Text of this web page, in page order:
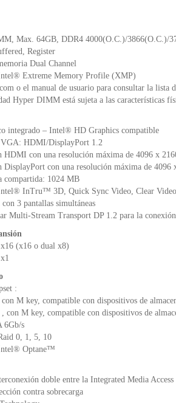
Max. 64GB, DDR4 4000(O.C.)/3866(O.C.)/
Register
Dual Channel
Extreme Memory Profile (XMP)
o el manual de usuario para consultar la lista
Hyper DIMM está sujeta a las características
integrado – Intel® HD Graphics compatible
HDMI/DisplayPort 1.2
HDMI con una resolución máxima de 4096 x
DisplayPort con una resolución máxima de 4096
compartida: 1024 MB
InTru™ 3D, Quick Sync Video, Clear
3 pantallas simultáneas
Multi-Stream Transport DP 1.2 para la
(x16 o dual x8)
:
M key, compatible con dispositivos de
con M key, compatible con dispositivos de
6Gb/s
0, 1, 5, 10
Optane™
doble entre la Integrated Media
contra sobrecarga